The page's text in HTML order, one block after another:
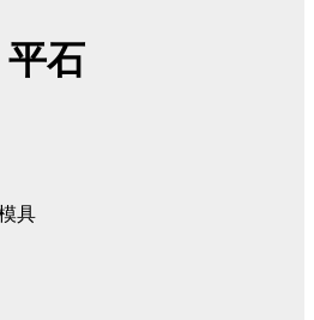
平石
具